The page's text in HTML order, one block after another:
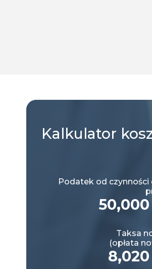
Kalkulator
Podatek od czynności
50,000
Taksa
(opłata